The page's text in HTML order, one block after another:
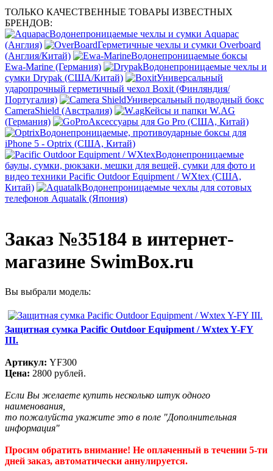
ТОЛЬКО КАЧЕСТВЕННЫЕ ТОВАРЫ ИЗВЕСТНЫХ
БРЕНДОВ:
Водонепроницаемые чехлы и сумки Aquapac
(Англия)
Герметичные чехлы и сумки Overboard
(Англия/Китай)
Водонепроницаемые боксы
Ewa-Marine (Германия)
Водонепроницаемые чехлы и
сумки Drypak (США/Китай)
Универсальный
ударопрочный герметичный чехол Boxit (Финляндия/
Португалия)
Универсальный подводный бокс
CameraShield (Австралия)
Кейсы и папки W.AG
(Германия)
Аксессуары для Go Pro (США, Китай)
Водонепроницаемые, противоударные боксы для
iPhone 5 - Optrix (США, Китай)
Водонепроницаемые
баулы, сумки, рюкзаки, мешки для вещей, сумки для фото и
видео техники Pacific Outdoor Equipment / WXtex (США,
Китай)
Водонепроницаемые чехлы для сотовых
телефонов Aquatalk (Япония)
Заказ №35184 в интернет-
магазине SwimBox.ru
Вы выбрали модель:
Защитная сумка Pacific Outdoor Equipment / Wxtex Y-FY
III.
Артикул: YF300
Цена: 2800 рублей.
Если Вы желаете купить несколько штук одного
наименования,
то пожалуйста укажите это в поле "Дополнительная
информация"
Просим обратить внимание! Не оплаченный в течении 5-ти
дней заказ, автоматически аннулируется.